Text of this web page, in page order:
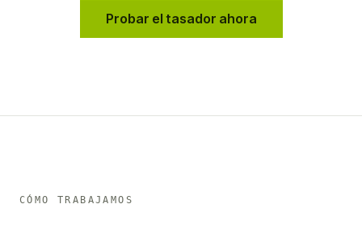
Probar el tasador ahora
CÓMO TRABAJAMOS